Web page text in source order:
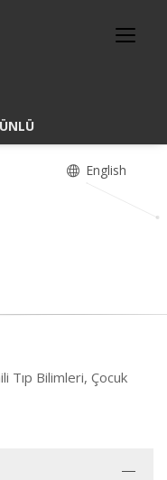
English
Tıp Bilimleri, Çocuk